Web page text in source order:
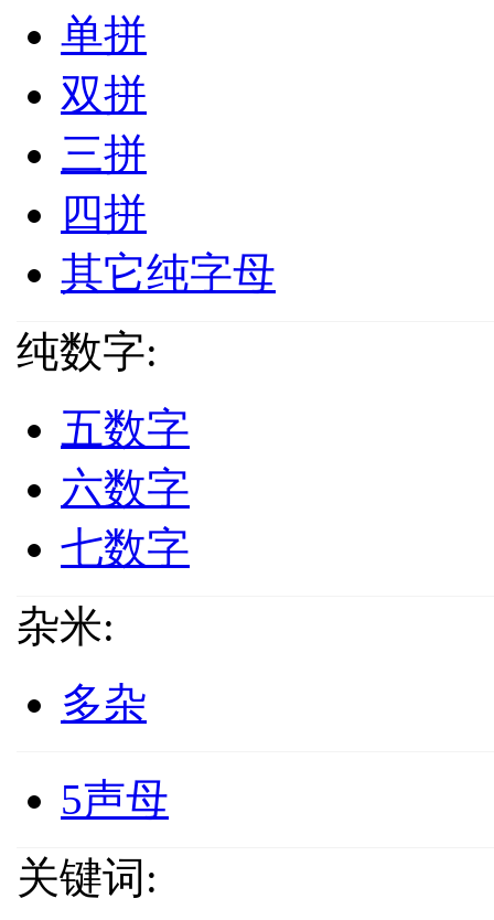
单拼
双拼
三拼
四拼
其它纯字母
纯数字:
五数字
六数字
七数字
杂米:
多杂
5声母
关键词: